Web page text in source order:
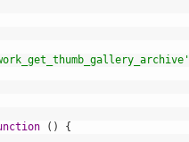
( ) {